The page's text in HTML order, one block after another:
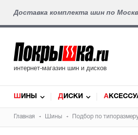
Доставка комплекта шин по
интернет-магазин шин и дисков
ШИНЫ ДИСКИ
Главная Шины Подбор по